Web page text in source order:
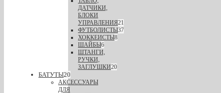
ДАТЧИКИ,
БЛОКИ
УПРАВЛЕНИЯ21
ФУТБОЛИСТЫ37
ХОККЕИСТЫ8
ШАЙБЫ6
ШТАНГИ,
РУЧКИ,
ЗАГЛУШКИ20
БАТУТЫ20
АКСЕССУАРЫ
ДЛЯ